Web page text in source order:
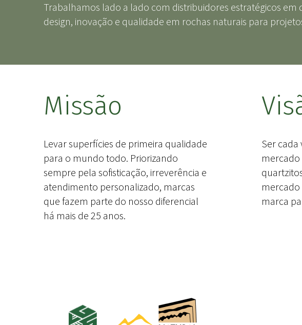
Trabalhamos lado a lado com distribuidores estratégicos em
design, inovação e qualidade em rochas naturais para
Missão
Levar superfícies de primeira qualidade
para o mundo todo. Priorizando
sempre pela sofisticação, irreverência e
atendimento personalizado, marcas
que fazem parte do nosso diferencial
há mais de 25 anos.
Ser cada
mercado
marca